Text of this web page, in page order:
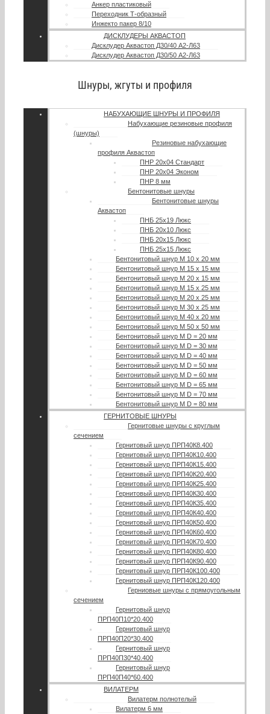
Анкер пластиковый
Переходник Т-образный
Инжекто пакер 8/10
ДИСКЛУДЕРЫ АКВАСТОП
Дисклудер Аквастоп Д30/40 А2-Л63
Дисклудер Аквастоп Д30/50 А2-Л63
Шнуры, жгуты и профиля
НАБУХАЮЩИЕ ШНУРЫ И ПРОФИЛЯ
Набухающие резиновые профиля
(шнуры)
Резиновые набухающие
профиля Аквастоп
ПНР 20х04 Стандарт
ПНР 20х04 Эконом
ПНР 8 мм
Бентонитовые шнуры
Бентонитовые шнуры
Аквастоп
ПНБ 25х19 Люкс
ПНБ 20х10 Люкс
ПНБ 20х15 Люкс
ПНБ 25х15 Люкс
Бентонитовый шнур М 10 х 20 мм
Бентонитовый шнур М 15 х 15 мм
Бентонитовый шнур М 20 х 15 мм
Бентонитовый шнур М 15 х 25 мм
Бентонитовый шнур М 20 х 25 мм
Бентонитовый шнур М 30 х 25 мм
Бентонитовый шнур М 40 х 20 мм
Бентонитовый шнур М 50 х 50 мм
Бентонитовый шнур М D = 20 мм
Бентонитовый шнур М D = 30 мм
Бентонитовый шнур М D = 40 мм
Бентонитовый шнур М D = 50 мм
Бентонитовый шнур М D = 60 мм
Бентонитовый шнур М D = 65 мм
Бентонитовый шнур М D = 70 мм
Бентонитовый шнур М D = 80 мм
ГЕРНИТОВЫЕ ШНУРЫ
Гернитовые шнуры с круглым
сечением
Гернитовый шнур ПРП40К8.400
Гернитовый шнур ПРП40К10.400
Гернитовый шнур ПРП40К15.400
Гернитовый шнур ПРП40К20.400
Гернитовый шнур ПРП40К25.400
Гернитовый шнур ПРП40К30.400
Гернитовый шнур ПРП40К35.400
Гернитовый шнур ПРП40К40.400
Гернитовый шнур ПРП40К50.400
Гернитовый шнур ПРП40К60.400
Гернитовый шнур ПРП40К70.400
Гернитовый шнур ПРП40К80.400
Гернитовый шнур ПРП40К90.400
Гернитовый шнур ПРП40К100.400
Гернитовый шнур ПРП40К120.400
Герниовые шнуры с прямоугольным
сечением
Гернитовый шнур
ПРП40П10*20.400
Гернитовый шнур
ПРП40П20*30.400
Гернитовый шнур
ПРП40П30*40.400
Гернитовый шнур
ПРП40П40*60.400
ВИЛАТЕРМ
Вилатерм полнотелый
Вилатерм 6 мм